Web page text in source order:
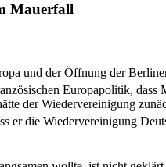
Mauerfall
und der Öffnung der
Europapolitik,
der Wiedervereinigung
er die Wiedervereinigung